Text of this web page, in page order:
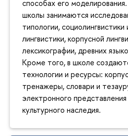
способах его
школы занимаются
типологии, социолингвистики
лингвистики, корпусной
лексикографии, древних
Кроме того, в школе
технологии и ресурсы:
тренажеры, словари и
электронного
культурного наследия.